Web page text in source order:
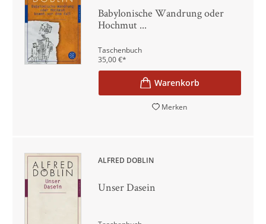
Babylonische Wandrung oder
Hochmut ...
Taschenbuch
35,00€*
Merken
ALFRED DÖBLIN
Unser Dasein